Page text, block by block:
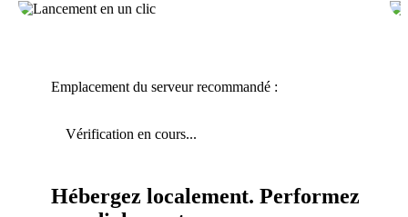
Emplacement du serveur recommandé :
Vérification en cours...
Hébergez localement. Performez